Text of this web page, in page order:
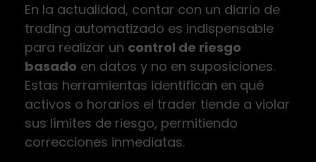
En la actualidad, contar con un diario de
trading automatizado es indispensable
para realizar un control de riesgo
basado en datos y no en suposiciones.
Estas herramientas identifican en qué
activos o horarios el trader tiende a violar
sus límites de riesgo, permitiendo
correcciones inmediatas.